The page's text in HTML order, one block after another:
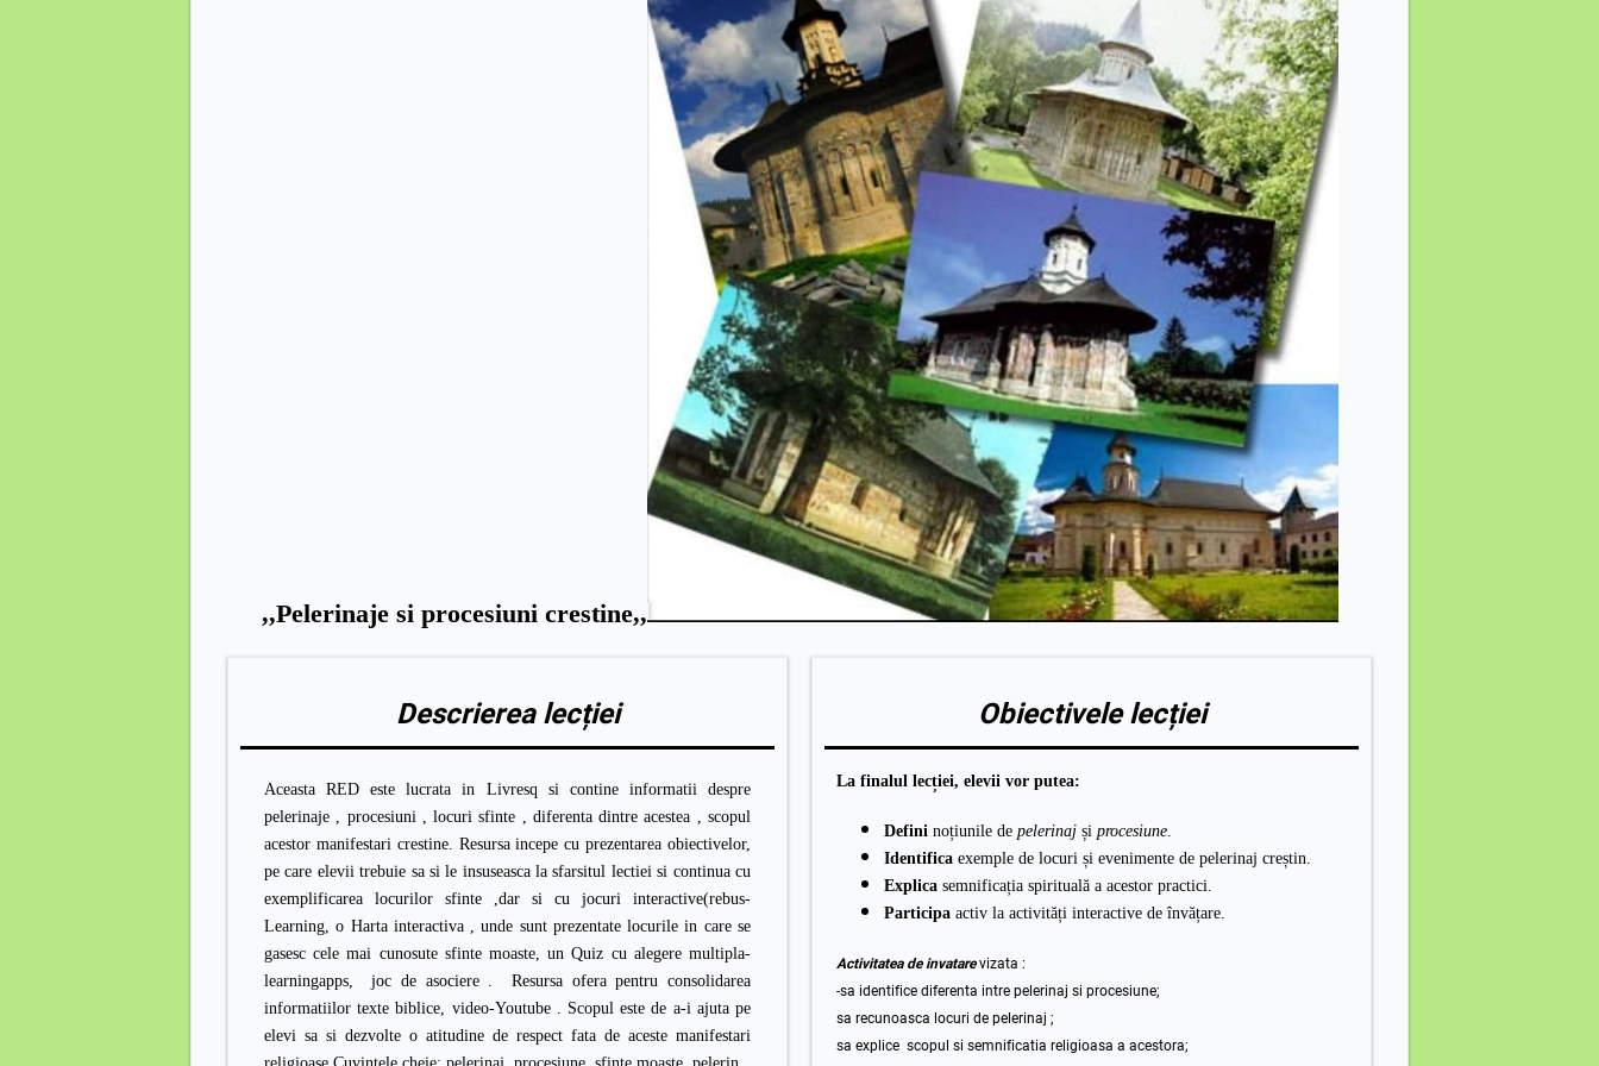
,,Pelerinaje si procesiuni crestine,,
Descrierea lecției
Aceasta RED este lucrata in Livresq si contine informatii despre
pelerinaje , procesiuni , locuri sfinte , diferenta dintre acestea , scopul
acestor manifestari crestine. Resursa incepe cu prezentarea obiectivelor,
pe care elevii trebuie sa si le insuseasca la sfarsitul lectiei si continua cu
exemplificarea locurilor sfinte ,dar si cu jocuri interactive(rebus-
Learning, o Harta interactiva , unde sunt prezentate locurile in care se
gasesc cele mai cunosute sfinte moaste, un Quiz cu alegere multipla-
learningapps, joc de asociere . Resursa ofera pentru consolidarea
informatiilor texte biblice, video-Youtube . Scopul este de a-i ajuta pe
elevi sa si dezvolte o atitudine de respect fata de aceste manifestari
Obiectivele lecției
La finalul lecției, elevii vor putea:
Defini noțiunile de pelerinaj și procesiune
Identifica exemple de locuri și evenimente de pelerinaj creștin.
Explica semnificația spirituală a acestor practici.
Participa activ la activități interactive de învățare.
Activitatea de invatarevizata :
-sa identifice diferenta intre pelerinaj si procesiune;
sa recunoasca locuri de pelerinaj ;
sa explice scopul si semnificatia religioasa a acestora;